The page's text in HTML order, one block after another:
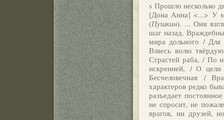
s Прошло несколько
[Дона Анна] <...> У
(Пушкин). ... Они
шаг назад.
мира дольного / Для
Взвесь волю
Страстей раба, / По
искренней, / О
Бесчеловечная /
характеров редко
разъедает
не спросит, не
врагов, ни друзей,